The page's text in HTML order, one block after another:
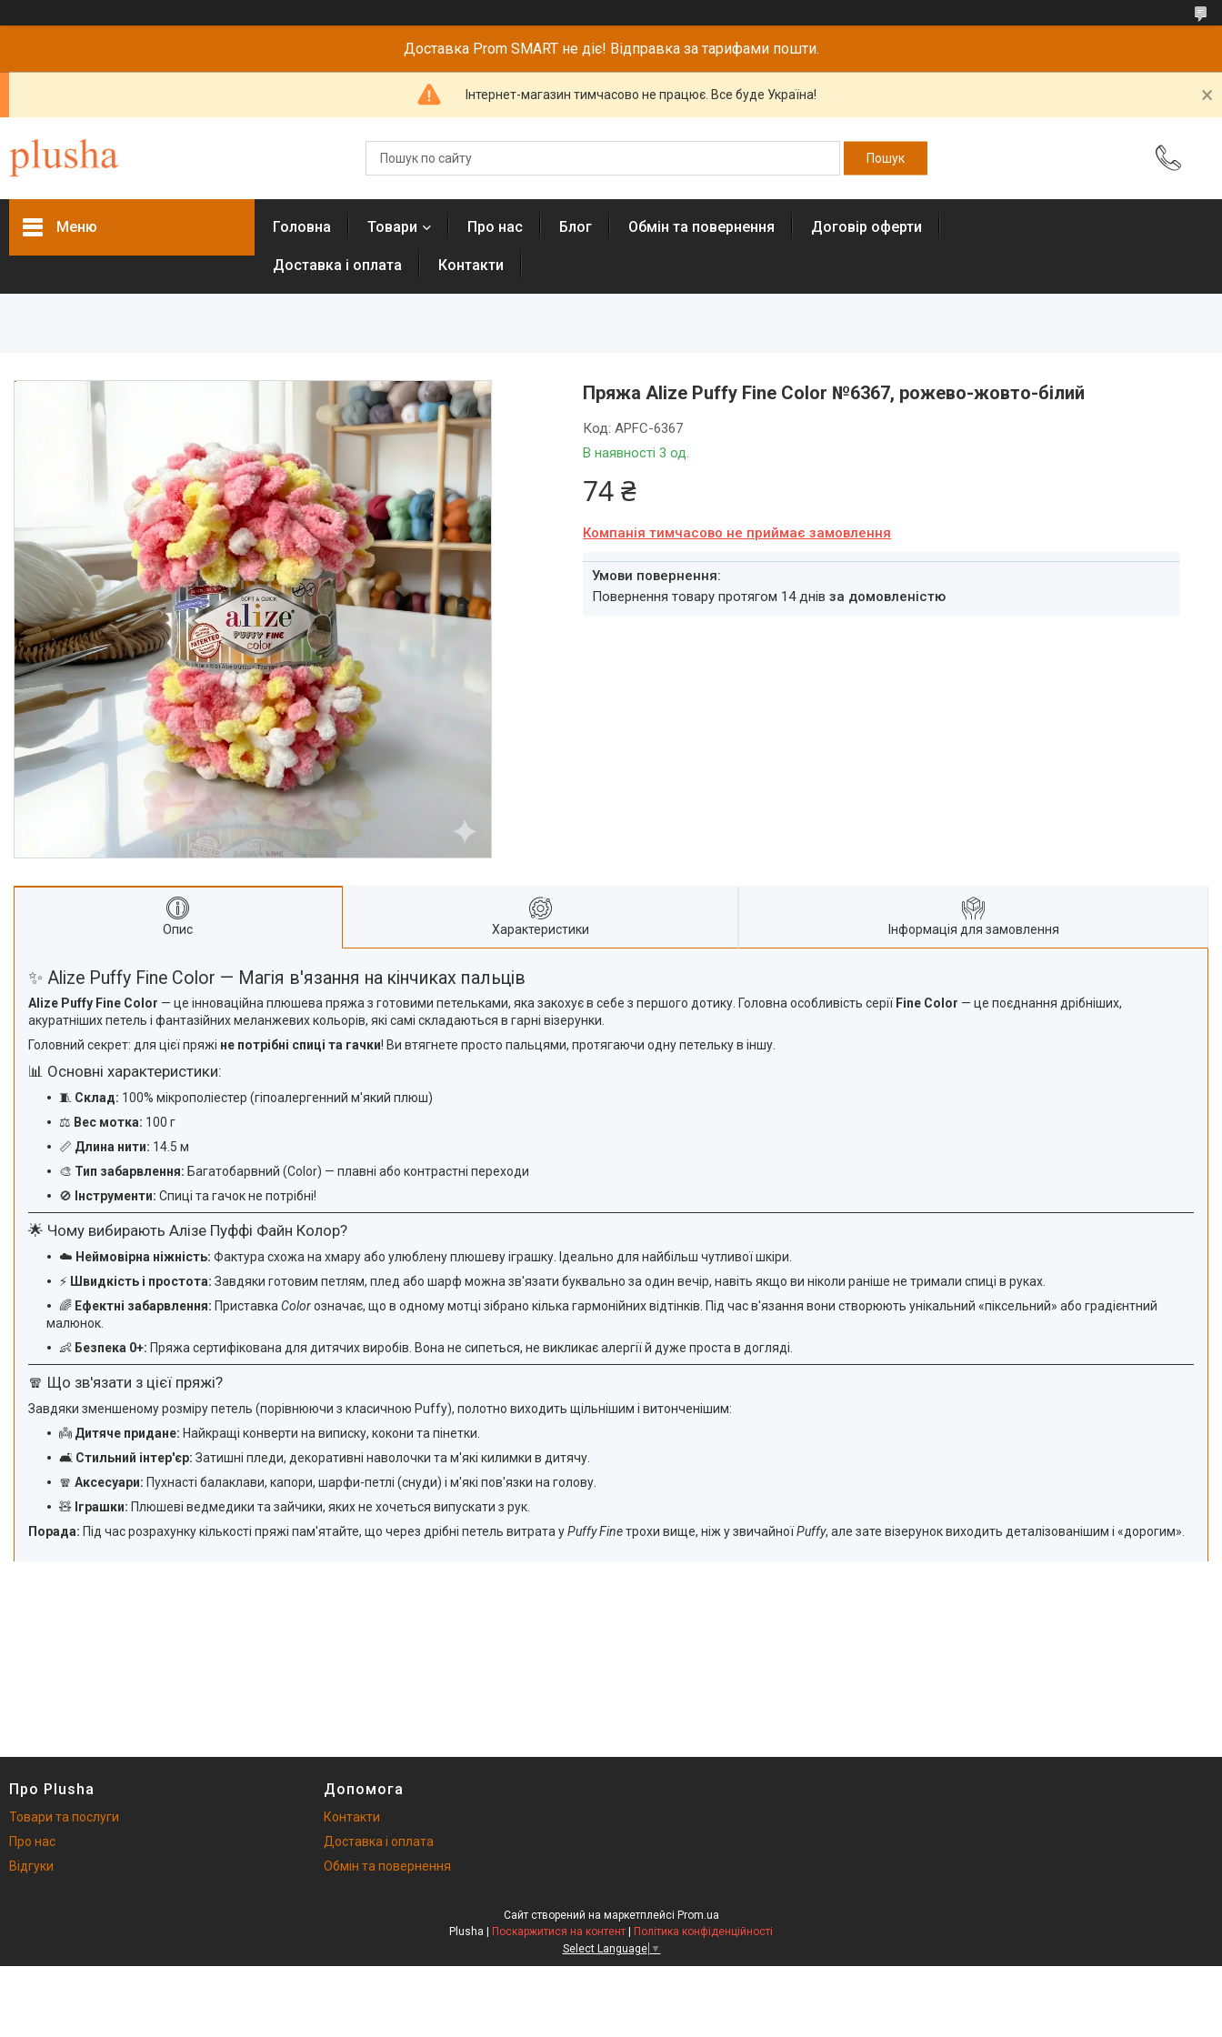
Доставка Prom SMART не діє! Відправка за тарифами пошти.
Інтернет-магазин тимчасово не працює. Все буде Україна!
Меню Головна Товари Про нас Блог Обмін та повернення Договір оферти
Доставка і оплата Контакти
Пряжа Alize Puffy Fine Color №6367, рожево-жовто-білий
В наявності 3 од.
Код:APFC-6367
74 ₴
Компанія тимчасово не приймає замовлення
повернення товару протягом 14 днівза домовленістю
Опис Характеристики Інформація для замовлення
✨ Alize Puffy Fine Color — Магія в'язання на кінчиках пальців
Alize Puffy Fine Color — це інноваційна плюшева пряжа з готовими петельками, яка закохує в себе з першого дотику. Головна особливість серії Fine Color — це поєднання дрібніших,
акуратніших петель і фантазійних меланжевих кольорів, які самі складаються в гарні візерунки.
Головний секрет: для цієї пряжі не потрібні спиці та гачки! Ви втягнете просто пальцями, протягаючи одну петельку в іншу.
📊 Основні характеристики:
🧵 Склад: 100% мікрополіестер (гіпоалергенний м'який плюш)
⚖️ Вес мотка: 100 г
📏 Длина нити: 14.5 м
🎨 Тип забарвлення: Багатобарвний (Color) — плавні або контрастні переходи
🚫 Інструменти: Спиці та гачок не потрібні!
🌟 Чому вибирають Алізе Пуффі Файн Колор?
☁️ Неймовірна ніжність: Фактура схожа на хмару або улюблену плюшеву іграшку. Ідеально для найбільш чутливої шкіри.
⚡ Швидкість і простота: Завдяки готовим петлям, плед або шарф можна зв'язати буквально за один вечір, навіть якщо ви ніколи раніше не тримали спиці в руках.
🌈 Ефектні забарвлення: ПриставкаColorозначає, що в одному мотці зібрано кілька гармонійних відтінків. Під час в'язання вони створюють унікальний «піксельний» або градієнтний
малюнок.
👶 Безпека 0+: Пряжа сертифікована для дитячих виробів. Вона не сипеться, не викликає алергії й дуже проста в догляді.
🧣 Що зв'язати з цієї пряжі?
Завдяки зменшеному розміру петель (порівнюючи з класичною Puffy), полотно виходить щільнішим і витонченішим:
👼 Дитяче придане: Найкращі конверти на виписку, кокони та пінетки.
🛋️ Стильний інтер'єр: Затишні пледи, декоративні наволочки та м'які килимки в дитячу.
🧣 Аксесуари: Пухнасті балаклави, капори, шарфи-петлі (снуди) і м'які пов'язки на голову.
🧸 Іграшки: Плюшеві ведмедики та зайчики, яких не хочеться випускати з рук.
Порада: Під час розрахунку кількості пряжі пам'ятайте, що через дрібні петель витрата уPuffy Fineтрохи вище, ніж у звичайноїPuffy, але зате візерунок виходить деталізованішим і «дорогим».
Про Plusha
Товари та послуги
Про нас
Відгуки
Допомога
Контакти
Доставка і оплата
Обмін та повернення
Сайт створений на маркетплейсі Prom.ua
Поскаржитися на контент
Політика конфіденційності
Select Language ▼